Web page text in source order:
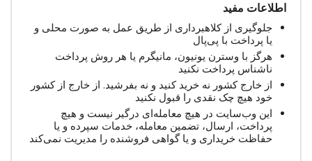
اطلاعات مفید
جلوگیری از کلاهبرداری از طریق عمل به صورت محلی و
یا پرداخت با پی‌پال
هرگز با وسترن یونیون، مانیگرم یا هر روش پرداخت
ناشناس پرداخت نکنید
از خارج کشور نه خرید کنید و نه بفرشید. از خارج از کشور
خود هیچ چک نقدی را قبول نکنید
این وب‌سایت در هیچ معامله‌ای درگیر نیست و هیچ
پرداخت، ارسال، تضمین معامله، خدمات سپرده و یا
حفاظت خریداری و یا گواهی فروشنده را مدیریت نمی‌کند